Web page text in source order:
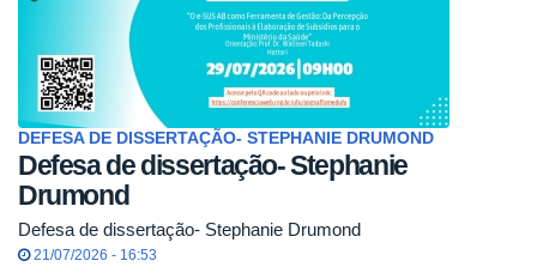
DEFESA DE DISSERTAÇÃO- STEPHANIE DRUMOND
Defesa de dissertação- Stephanie
Drumond
Defesa de dissertação- Stephanie Drumond
21/07/2026 - 16:53